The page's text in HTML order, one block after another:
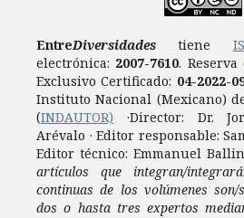
EntreDiversidades tiene
electrónica: 2007-7610.
Exclusivo Certificado: 04-2022-
Instituto Nacional (Mexicano)
(INDAUTOR) ·Director: Dr.
Arévalo · Editor responsable:
Editor técnico: Emmanuel
artículos que integran/
continuas de los volúmenes
dos o hasta tres expertos